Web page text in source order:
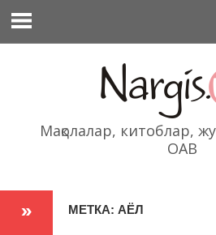
содержимому
Мақолалар, китоблар,
ОАВ
МЕТКА: АЁЛ